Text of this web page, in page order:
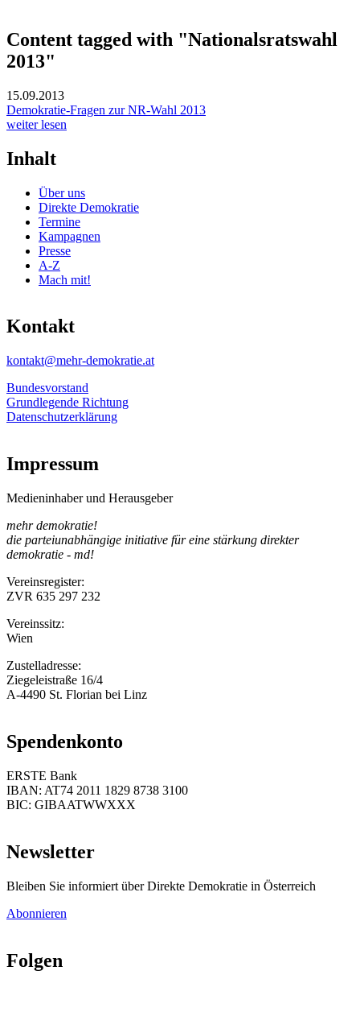
Content tagged with "Nationalsratswahl
2013"
15.09.2013
Demokratie-Fragen zur NR-Wahl 2013
weiter lesen
Inhalt
Über uns
Direkte Demokratie
Termine
Kampagnen
Presse
A-Z
Mach mit!
Kontakt
kontakt@mehr-demokratie.at
Bundesvorstand
Grundlegende Richtung
Datenschutzerklärung
Impressum
Medieninhaber und Herausgeber
mehr demokratie!
die parteiunabhängige initiative für eine stärkung direkter
demokratie - md!
Vereinsregister:
ZVR 635 297 232
Vereinssitz:
Wien
Zustelladresse:
Ziegeleistraße 16/4
A-4490 St. Florian bei Linz
Spendenkonto
ERSTE Bank
IBAN: AT74 2011 1829 8738 3100
BIC: GIBAATWWXXX
Newsletter
Bleiben Sie informiert über Direkte Demokratie in Österreich
Abonnieren
Folgen